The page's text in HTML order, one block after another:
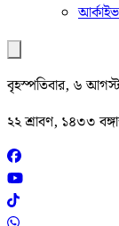
আর্কাইভ
বৃহস্পতিবার, ৬
২২ শ্রাবণ, ১৪৩৩